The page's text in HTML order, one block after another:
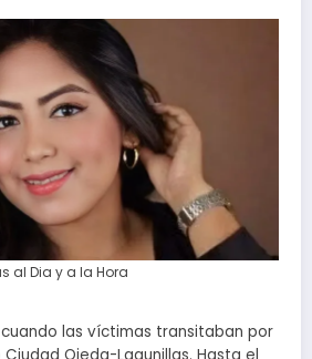
al Dia y a la Hora
las víctimas transitaban por